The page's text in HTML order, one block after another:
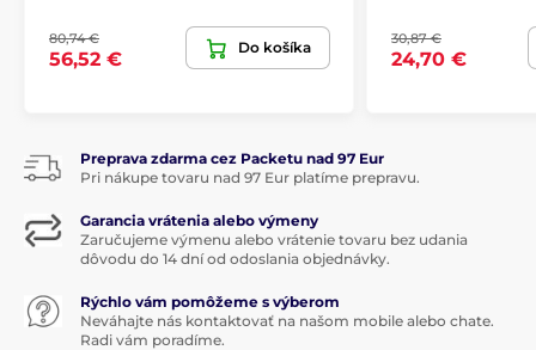
80,74 €
56,52 €
Do košíka 30,87 €
24,70 €
Preprava zdarma cez Packetu nad 97 Eur
Pri nákupe tovaru nad 97 Eur platíme prepravu.
Garancia vrátenia alebo výmeny
Zaručujeme výmenu alebo vrátenie tovaru bez udania
dôvodu do 14 dní od odoslania objednávky.
Rýchlo vám pomôžeme s výberom
Neváhajte nás kontaktovať na našom mobile alebo chate.
Radi vám poradíme.